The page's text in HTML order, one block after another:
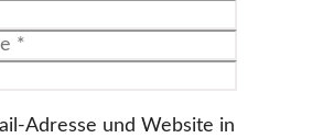
Adresse und Website in